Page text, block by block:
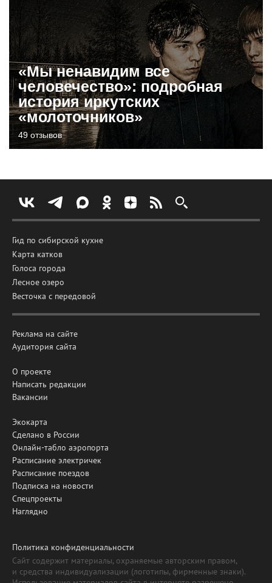
«Мы ненавидим все
человечество»: подробная
история иркутских
«молоточников»
49 отзывов
Гид по сибирской кухне
Карта катков
Голоса города
Лесное озеро
Весточка с передовой
Реклама на сайте
Аудитория сайта
О проекте
Написать редакции
Вакансии
Экокарта
Сделано в России
Онлайн-табло аэропорта
Расписание электричек
Расписание поездов
Подписка на новости
Спецпроекты
Наглядно
Политика конфиденциальности
Сайт содержит материалы, охраняемые авторским правом,
и средства индивидуализации (логотипы, фирменные знаки).